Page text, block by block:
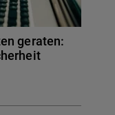
geraten: